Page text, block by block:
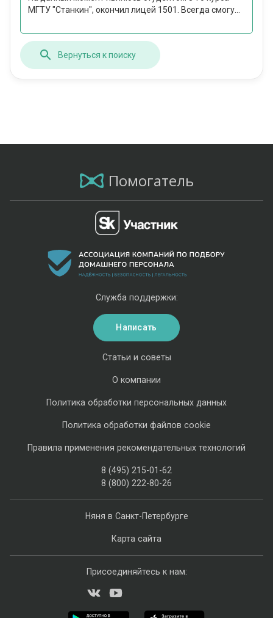
МГТУ "Станкин", окончил лицей 1501. Всегда смогу...
Вернуться к поиску
Помогатель
Няня в Санкт-Петербурге
Карта сайта
Статьи и советы
О компании
Политика обработки персональных данных
Политика обработки файлов cookie
Правила применения рекомендательных технологий
8 (495) 215-01-62
8 (800) 222-80-26
Служба поддержки:
Написать
Присоединяйтесь к нам: